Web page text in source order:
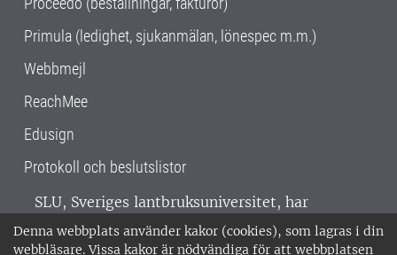
Denna webbplats använder kakor (cookies), som lagras i din
webbläsare. Vissa kakor är nödvändiga för att webbplatsen
Primula (ledighet, sjukanmälan, lönespec m.m.)
Webbmejl
ReachMee
Edusign
Protokoll och beslutslistor
SLU, Sveriges lantbruksuniversitet, har
verksamhet över hela Sverige. Huvudorter är
Alnarp, Uppsala och Umeå.SLU är